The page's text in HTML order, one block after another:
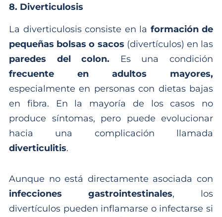
8. Diverticulosis
La diverticulosis consiste en la formación de
pequeñas bolsas o sacos (divertículos) en las
paredes del colon. Es una condición
frecuente en adultos mayores,
especialmente en personas con dietas bajas
en fibra. En la mayoría de los casos no
produce síntomas, pero puede evolucionar
hacia una complicación llamada
diverticulitis.
Aunque no está directamente asociada con
infecciones gastrointestinales, los
divertículos pueden inflamarse o infectarse si